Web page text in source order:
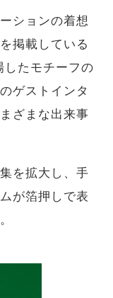
ションの着想
掲載している
たモチーフの
ゲストインタ
ざまな出来事
を拡大し、手
が箔押しで表